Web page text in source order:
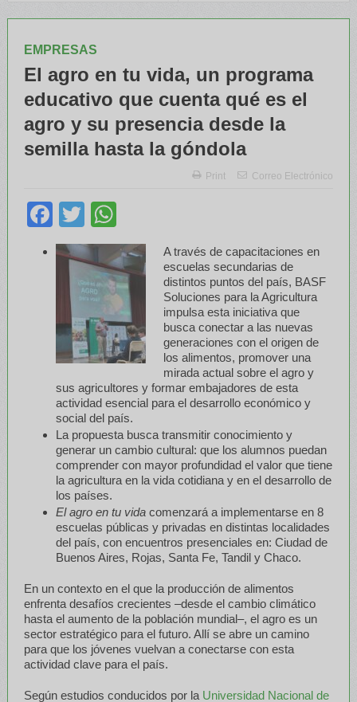
EMPRESAS
El agro en tu vida, un programa
educativo que cuenta qué es el
agro y su presencia desde la
semilla hasta la góndola
Print Correo Electrónico
Facebook
Twitter
A través de capacitaciones en
escuelas secundarias de
distintos puntos del país, BASF
Soluciones para la Agricultura
impulsa esta iniciativa que
busca conectar a las nuevas
generaciones con el origen de
los alimentos, promover una
mirada actual sobre el agro y
sus agricultores y formar embajadores de esta
actividad esencial para el desarrollo económico y
social del país.
La propuesta busca transmitir conocimiento y
generar un cambio cultural: que los alumnos puedan
comprender con mayor profundidad el valor que tiene
la agricultura en la vida cotidiana y en el desarrollo de
los países.
El agro en tu vidacomenzará a implementarse en 8
escuelas públicas y privadas en distintas localidades
del país, con encuentros presenciales en: Ciudad de
Buenos Aires, Rojas, Santa Fe, Tandil y Chaco.
En un contexto en el que la producción de alimentos
enfrenta desafíos crecientes –desde el cambio climático
hasta el aumento de la población mundial–, el agro es un
sector estratégico para el futuro. Allí se abre un camino
para que los jóvenes vuelvan a conectarse con esta
actividad clave para el país.
Según estudios conducidos por la Universidad Nacional de